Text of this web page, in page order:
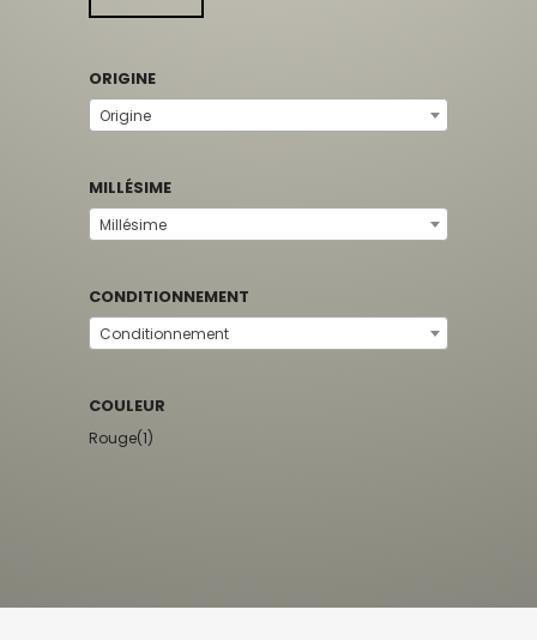
ORIGINE
Origine
MILLÉSIME
Millésime
CONDITIONNEMENT
Conditionnement
COULEUR
Rouge(1)